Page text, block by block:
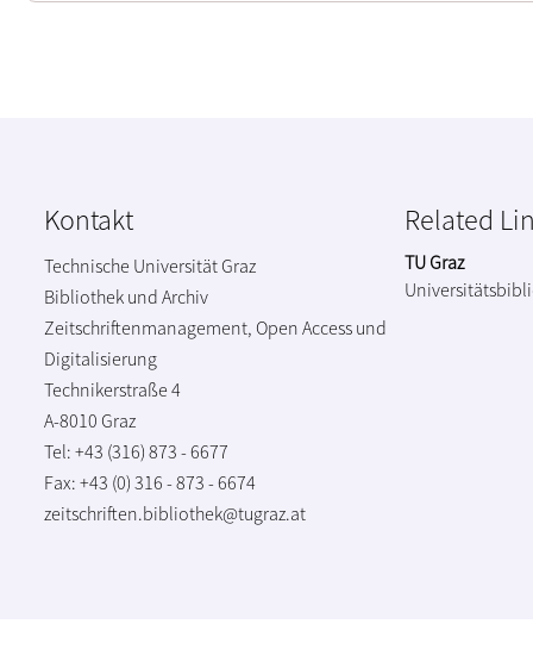
Kontakt
Technische Universität Graz
Bibliothek und Archiv
Zeitschriftenmanagement, Open Access und
Digitalisierung
Technikerstraße 4
A-8010 Graz
Tel: +43 (316) 873 - 6677
Fax: +43 (0) 316 - 873 - 6674
zeitschriften.bibliothek@tugraz.at
Related
TU Graz